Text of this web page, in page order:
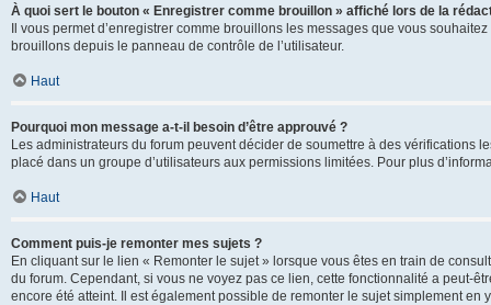
À quoi sert le bouton « Enregistrer comme brouillon » affiché lors de la
Il vous permet d’enregistrer comme brouillons les messages que vous
brouillons depuis le panneau de contrôle de l’utilisateur.
Haut
Pourquoi mon message a-t-il besoin d’être approuvé ?
Les administrateurs du forum peuvent décider de soumettre à des vérifications
placé dans un groupe d’utilisateurs aux permissions limitées. Pour plus
Haut
Comment puis-je remonter mes sujets ?
En cliquant sur le lien « Remonter le sujet » lorsque vous êtes en train de
du forum. Cependant, si vous ne voyez pas ce lien, cette fonctionnalité a peut-
encore été atteint. Il est également possible de remonter le sujet simplement